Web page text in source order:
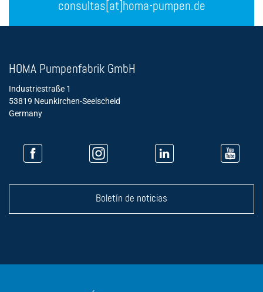
consultas[at]homa-pumpen.de
HOMA Pumpenfabrik GmbH
Industriestraße 1
53819 Neunkirchen-Seelscheid
Germany
Boletín de noticias